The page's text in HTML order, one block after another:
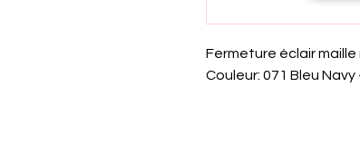
Fermeture éclair
Couleur: 071 Bleu